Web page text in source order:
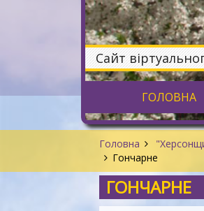
Сайт
ГОЛОВНА
Головна
Гончарне
ГОНЧАРНЕ